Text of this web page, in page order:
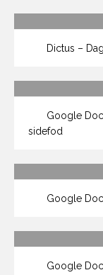
Dictus –
Google
sidefod
Google
Google